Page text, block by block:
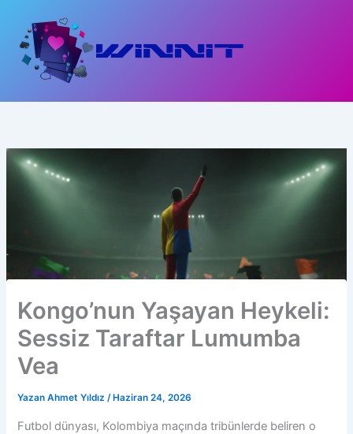
Kongo’nun Yaşayan Heykeli:
Sessiz Taraftar Lumumba
Vea
Yazan Ahmet Yıldız/ Haziran 24, 2026
Futbol dünyası, Kolombiya maçında tribünlerde beliren o